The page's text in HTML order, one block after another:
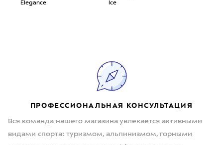
Elegance
Ice
ПРОФЕССИОНАЛЬНАЯ КОНСУЛЬТАЦИЯ
Вся команда нашего магазина увлекается активными
видами спорта: туризмом, альпинизмом, горными